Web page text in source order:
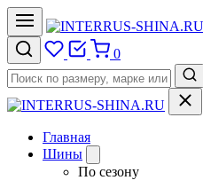
0
Главная
Шины
По сезону